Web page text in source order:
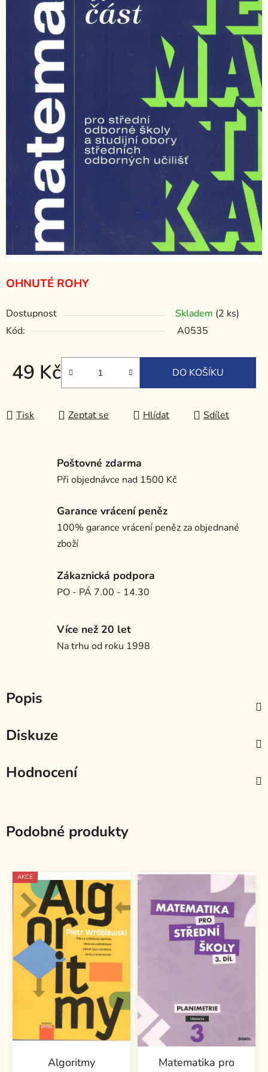
OHNUTÉ ROHY
Dostupnost Skladem (2 ks)
Kód:
A0535
49 Kč
Měrná cena:
DO KOŠÍKU
Tisk Zeptat se Hlídat Sdílet
Poštovné zdarma
Při objednávce nad 1500 Kč
Garance vrácení peněz
100% garance vrácení peněz za objednané
zboží
Zákaznická podpora
PO - PÁ 7.00 - 14.30
Více než 20 let
Na trhu od roku 1998
Popis
Diskuze
Hodnocení
Podobné produkty
AKCE
Algoritmy
Matematika pro